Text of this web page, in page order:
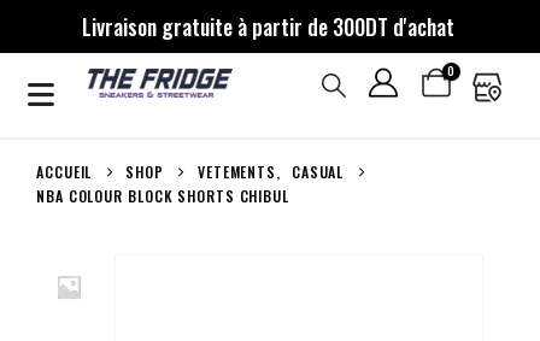
Livraison gratuite à partir de 300DT d'achat
0
ACCUEIL SHOP VETEMENTS,
CASUAL
NBA COLOUR BLOCK SHORTS CHIBUL